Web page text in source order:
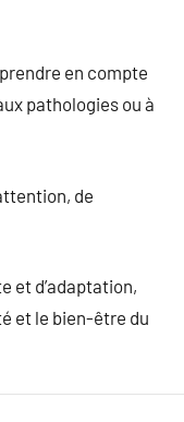
en compte
pathologies ou à
de
et d’adaptation,
et le bien-être du